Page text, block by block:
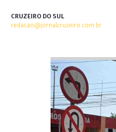
CRUZEIRO DO SUL
redacao@jornalcruzeiro.com.br